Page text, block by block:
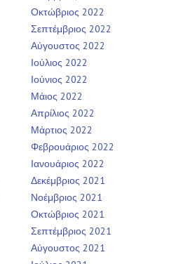
Οκτώβριος 2022
Σεπτέμβριος 2022
Αύγουστος 2022
Ιούλιος 2022
Ιούνιος 2022
Μάιος 2022
Απρίλιος 2022
Μάρτιος 2022
Φεβρουάριος 2022
Ιανουάριος 2022
Δεκέμβριος 2021
Νοέμβριος 2021
Οκτώβριος 2021
Σεπτέμβριος 2021
Αύγουστος 2021